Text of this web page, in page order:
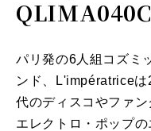
パリ発の6人組コズミ
ンド、L'impératrice
代のディスコやファ
エレクトロ・ポップ